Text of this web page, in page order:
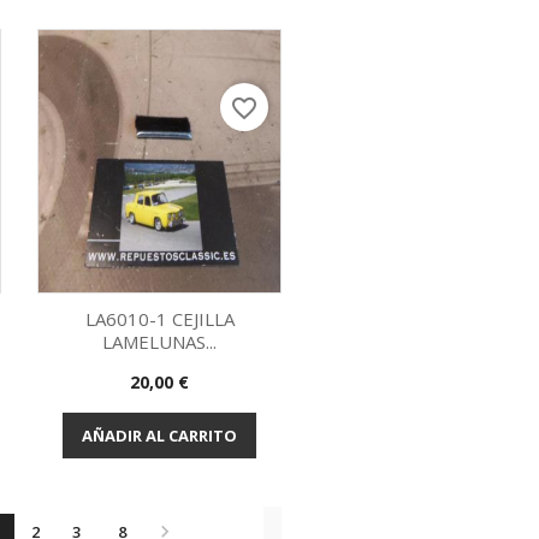
Vista rápida
LA6010-1 CEJILLA
LAMELUNAS...
Precio
20,00 €
AÑADIR AL CARRITO
favorite_border
2 3 8 